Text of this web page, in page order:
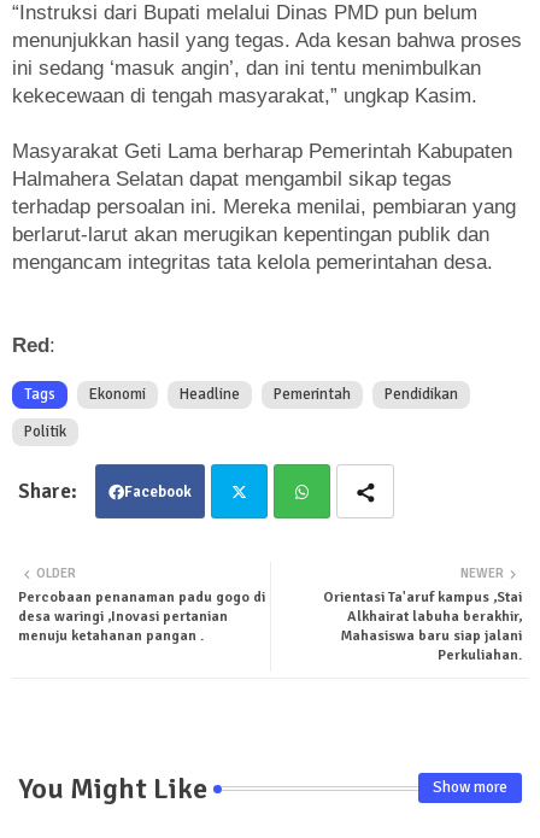
“Instruksi dari Bupati melalui Dinas PMD pun belum
menunjukkan hasil yang tegas. Ada kesan bahwa proses
ini sedang ‘masuk angin’, dan ini tentu menimbulkan
kekecewaan di tengah masyarakat,” ungkap Kasim.
Masyarakat Geti Lama berharap Pemerintah Kabupaten
Halmahera Selatan dapat mengambil sikap tegas
terhadap persoalan ini. Mereka menilai, pembiaran yang
berlarut-larut akan merugikan kepentingan publik dan
mengancam integritas tata kelola pemerintahan desa.
Red:
Tags Ekonomi Headline Pemerintah
Pendidikan
Politik
Facebook
ter
NEWER
Orientasi Ta'aruf kampus ,Stai
Alkhairat labuha berakhir,
Mahasiswa baru siap jalani
Perkuliahan.
OLDER
Percobaan penanaman padu gogo di
desa waringi ,Inovasi pertanian
menuju ketahanan pangan .
You Might Like Show more